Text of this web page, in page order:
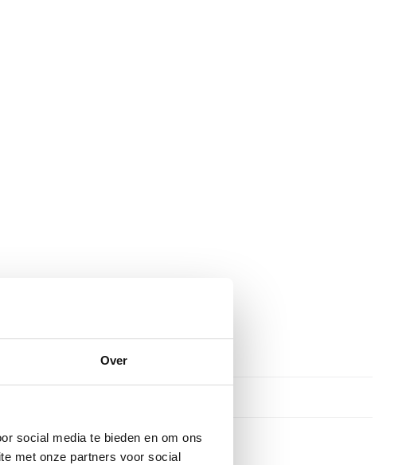
Over
social media te bieden en om ons
met onze partners voor social